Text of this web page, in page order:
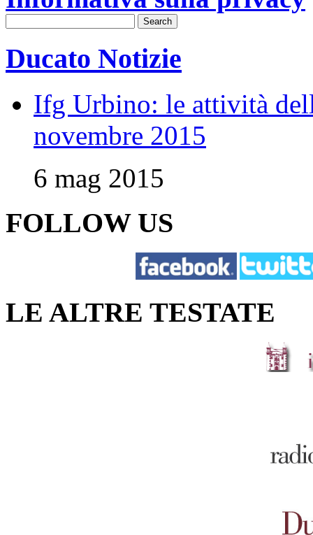
Ducato Notizie
Ifg Urbino: le attività
novembre 2015
6 mag 2015
FOLLOW US
LE ALTRE TESTATE